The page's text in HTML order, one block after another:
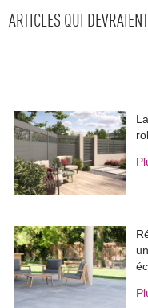
ARTICLES QUI